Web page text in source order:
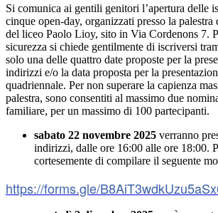
Si comunica ai gentili genitori l’apertura delle
cinque open-day, organizzati presso la palestra
del liceo Paolo Lioy, sito in Via Cordenons 7.
sicurezza si chiede gentilmente di iscriversi
solo una delle quattro date proposte per la
indirizzi e/o la data proposta per la
quadriennale. Per non superare la capienza
palestra, sono consentiti al massimo due
familiare, per un massimo di 100 partecipanti.
sabato 22 novembre 2025 verranno
indirizzi, dalle ore 16:00 alle ore 18:00.
cortesemente di compilare il seguente
https://forms.gle/